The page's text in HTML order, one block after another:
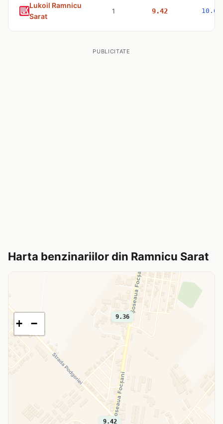
Lukoil Ramnicu
Sarat
1 9.42 10.63
PUBLICITATE
Harta benzinariilor din Ramnicu Sarat
9.36
9.42
+ −